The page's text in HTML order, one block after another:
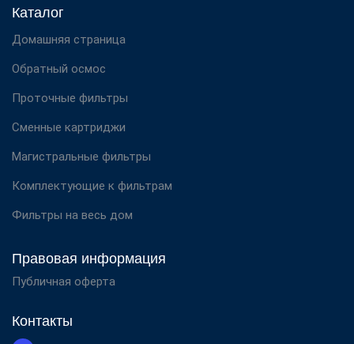
Каталог
Домашняя страница
Обратный осмос
Проточные фильтры
Сменные картриджи
Магистральные фильтры
Комплектующие к фильтрам
Фильтры на весь дом
Правовая информация
Публичная оферта
Контакты